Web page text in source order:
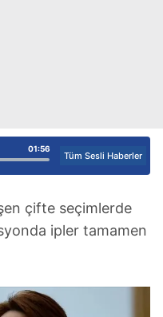
01:56
Tüm Sesli Haberler
çifte seçimlerde
ipler tamamen